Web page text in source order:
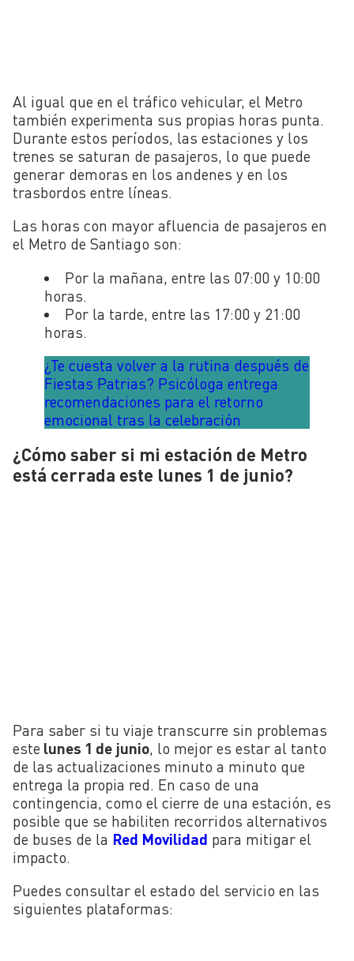
Al igual que en el tráfico vehicular, el Metro
también experimenta sus propias horas punta.
Durante estos períodos, las estaciones y los
trenes se saturan de pasajeros, lo que puede
generar demoras en los andenes y en los
trasbordos entre líneas.
Las horas con mayor afluencia de pasajeros en
el Metro de Santiago son:
Por la mañana, entre las 07:00 y 10:00
horas.
Por la tarde, entre las 17:00 y 21:00
horas.
¿Te cuesta volver a la rutina después de
Fiestas Patrias? Psicóloga entrega
recomendaciones para el retorno
emocional tras la celebración
¿Cómo saber si mi estación de Metro
está cerrada este lunes 1 de junio?
Para saber si tu viaje transcurre sin problemas
este lunes 1 de junio, lo mejor es estar al tanto
de las actualizaciones minuto a minuto que
entrega la propia red. En caso de una
contingencia, como el cierre de una estación, es
posible que se habiliten recorridos alternativos
de buses de la Red Movilidad para mitigar el
impacto.
Puedes consultar el estado del servicio en las
siguientes plataformas: